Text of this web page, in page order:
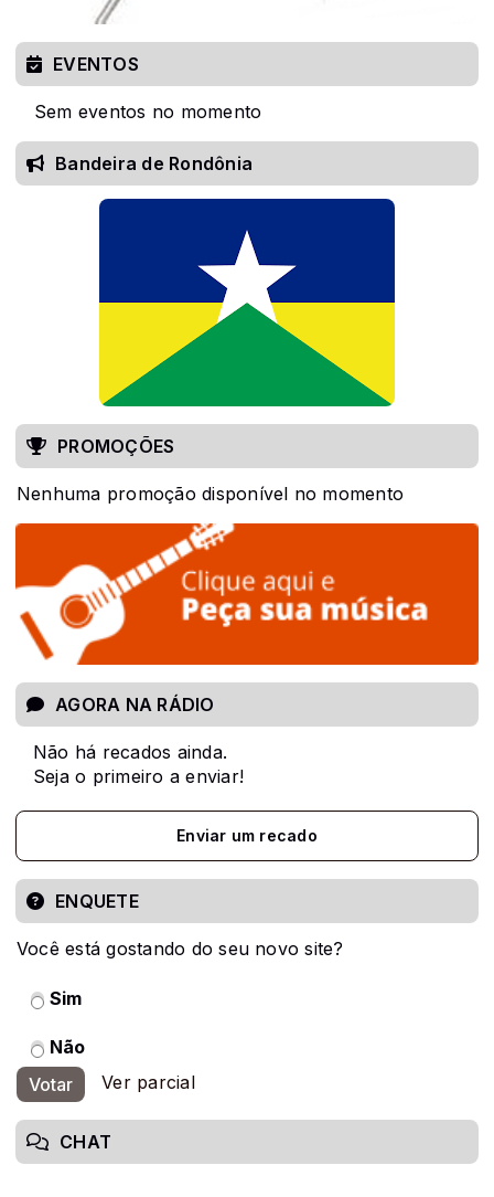
EVENTOS
Sem eventos no momento
Bandeira de Rondônia
PROMOÇÕES
Nenhuma promoção disponível no momento
AGORA NA RÁDIO
Não há recados ainda.
Seja o primeiro a enviar!
Enviar um recado
ENQUETE
Você está gostando do seu novo site?
Sim
Não
Votar
Ver parcial
CHAT